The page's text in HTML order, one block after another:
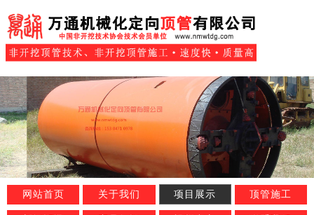
网站首页 关于我们 项目展示 顶管施工